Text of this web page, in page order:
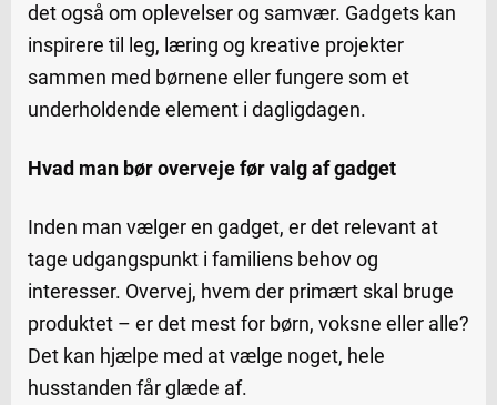
det også om oplevelser og samvær. Gadgets kan
inspirere til leg, læring og kreative projekter
sammen med børnene eller fungere som et
underholdende element i dagligdagen.
Hvad man bør overveje før valg af gadget
Inden man vælger en gadget, er det relevant at
tage udgangspunkt i familiens behov og
interesser. Overvej, hvem der primært skal bruge
produktet – er det mest for børn, voksne eller alle?
Det kan hjælpe med at vælge noget, hele
husstanden får glæde af.